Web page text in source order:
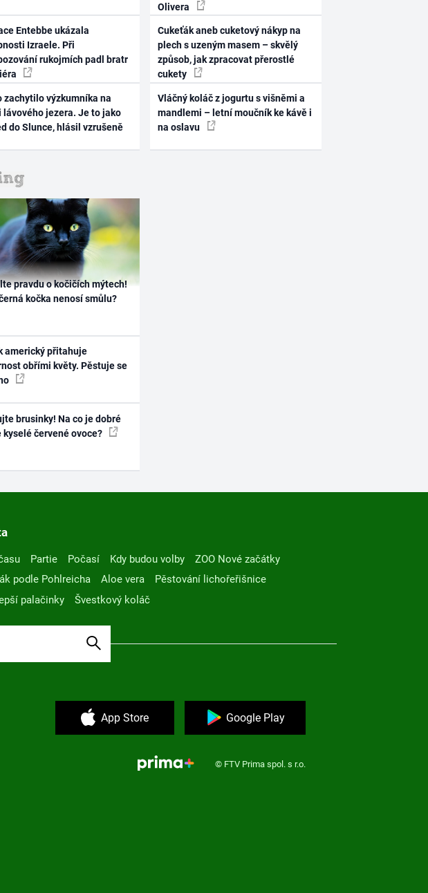
Entebbe ukázala
Izraele. Při
rukojmích padl bratr
zachytilo výzkumníka na
lávového jezera. Je to jako
do Slunce, hlásil vzrušeně
Olivera
Cukeťák aneb cuketový nákyp na
plech s uzeným masem – skvělý
způsob, jak zpracovat přerostlé
cukety
Vláčný koláč z jogurtu s višněmi a
mandlemi – letní moučník ke kávě i
na oslavu
pravdu o kočičích mýtech!
kočka nenosí smůlu?
americký přitahuje
obřími květy. Pěstuje se
brusinky! Na co je dobré
kyselé červené ovoce?
Partie Počasí Kdy budou volby
ZOO Nové začátky
podle Pohlreicha Aloe vera
Pěstování lichořeřišnice
palačinky Švestkový koláč
App Store Google Play
© FTV Prima spol. s r.o.